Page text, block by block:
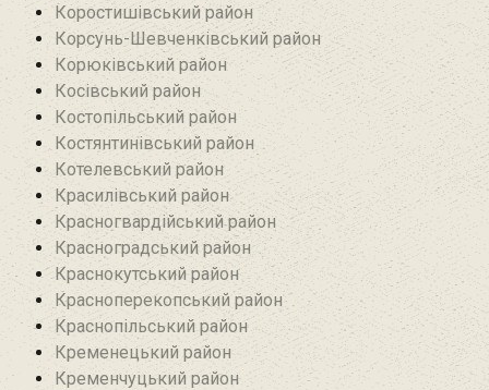
Коростишівський район‎
Корсунь-Шевченківський район
Корюківський район
Косівський район
Костопільський район
Костянтинівський район‎
Котелевський район
Красилівський район
Красногвардійський район
Красноградський район
Краснокутський район
Красноперекопський район
Краснопільський район
Кременецький район
Кременчуцький район